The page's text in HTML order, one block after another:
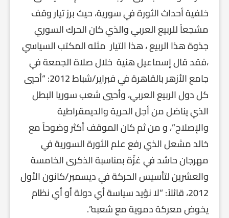
خلفية أحداث الثورة في سورية، حيث برز تيار وقف
مشجعاً للربيع العربي والذي كان الحرك السوري
جذوة هذا الربيع ، هذا التيار مثله المكتب السياسي
،فقد قال إسماعيل هنية خلال صلاة الجمعة في
جامع الأزهر بالقاهرة في فبراير/شباط 2012: “أحيي
كل دول الربيع العربي، وأحيي شعب سوريا البطل
الذي يناضل من أجل الحرية والديمقراطية
والإصلاح”، و من ثم كان الموقف أكثر وضوحاً مع
خالد مشعل الذي رفع علم الثورة السورية في
مهرجان حاشد في غزّة بمناسبة الذكرى الخامسة
والعشرين لتأسيس الحركة في ديسمبر/كانون الأول
2012، قائلاً: “لا نؤيد سياسة أي دولة أو أي نظام
يخوض معركة دموية مع شعبه”.